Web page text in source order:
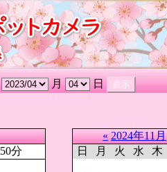
月 日
50分
« 2024年11月
日
月 火 水 木